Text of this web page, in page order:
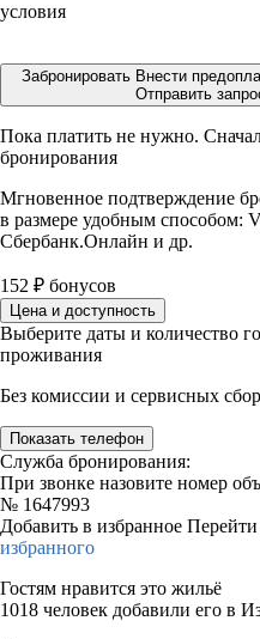
условия
Забронировать Внести
Отправить
Пока платить не нужно.
бронирования
Мгновенное подтверждение
в размере удобным способом:
Сбербанк.Онлайн и др.
152 ₽ бонусов
Цена и доступность
Выберите даты и количество
проживания
Без комиссии и сервисных
Показать телефон
Служба бронирования:
При звонке назовите номер
№ 1647993
Добавить в избранное Перейти
избранного
Гостям нравится это жильё
1018 человек добавили его в